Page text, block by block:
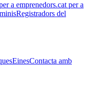
a emprenedors.cat per a
Registradors del
EinesContacta amb